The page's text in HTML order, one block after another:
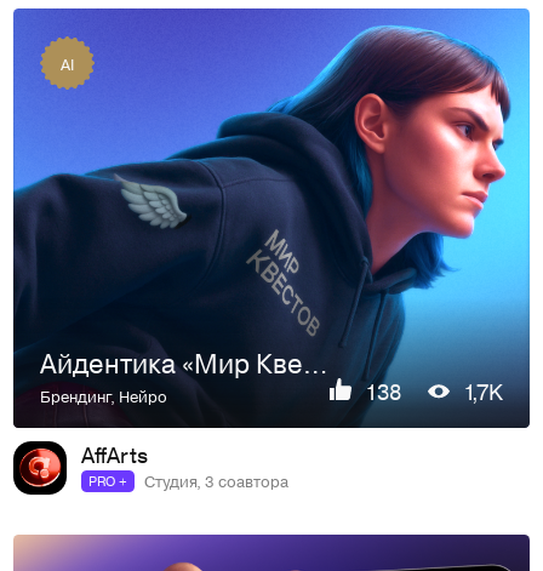
AI
Айдентика «Мир Квестов»
Брендинг, Нейро 138 1,7K
AffArts
PRO + Студия, 3 соавтора